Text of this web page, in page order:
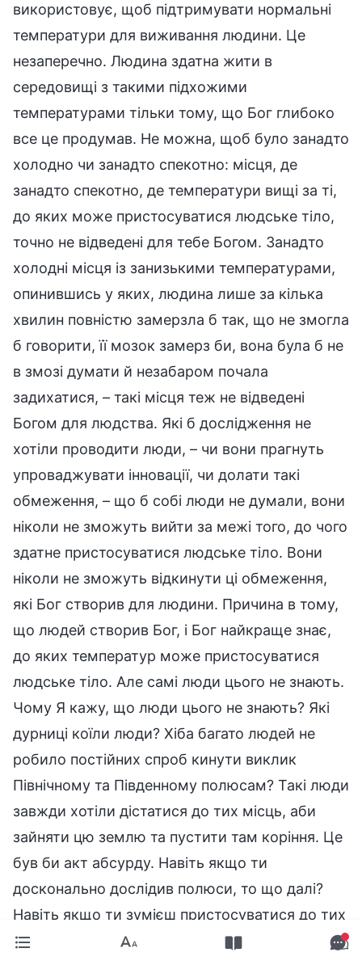
використовує, щоб підтримувати нормальні
температури для виживання людини. Це
незаперечно. Людина здатна жити в
середовищі з такими підхожими
температурами тільки тому, що Бог глибоко
все це продумав. Не можна, щоб було занадто
холодно чи занадто спекотно: місця, де
занадто спекотно, де температури вищі за ті,
до яких може пристосуватися людське тіло,
точно не відведені для тебе Богом. Занадто
холодні місця із занизькими температурами,
опинившись у яких, людина лише за кілька
хвилин повністю замерзла б так, що не змогла
б говорити, її мозок замерз би, вона була б не
в змозі думати й незабаром почала
задихатися, – такі місця теж не відведені
Богом для людства. Які б дослідження не
хотіли проводити люди, – чи вони прагнуть
упроваджувати інновації, чи долати такі
обмеження, – що б собі люди не думали, вони
ніколи не зможуть вийти за межі того, до чого
здатне пристосуватися людське тіло. Вони
ніколи не зможуть відкинути ці обмеження,
які Бог створив для людини. Причина в тому,
що людей створив Бог, і Бог найкраще знає,
до яких температур може пристосуватися
людське тіло. Але самі люди цього не знають.
Чому Я кажу, що люди цього не знають? Які
дурниці коїли люди? Хіба багато людей не
робило постійних спроб кинути виклик
Північному та Південному полюсам? Такі люди
завжди хотіли дістатися до тих місць, аби
зайняти цю землю та пустити там коріння. Це
був би акт абсурду. Навіть якщо ти
досконально дослідив полюси, то що далі?
Навіть якщо ти зумієш пристосуватися до тих
температур і зможеш там жити, якщо ти